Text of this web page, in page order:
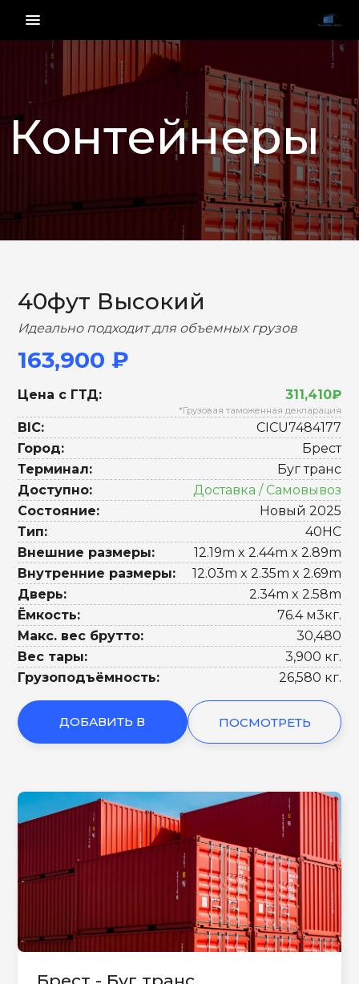
menu_vert
Контейнеры
НАЗАД ВПЕРЕД
40фут Высокий
Идеально подходит для объемных грузов
163,900 ₽
Цена с ГТД: 311,410₽
*Грузовая таможенная декларация
BIC:
CICU7484177
Город:
Брест
Терминал:
Буг транс
Доступно:
Доставка / Самовывоз
Состояние:
Новый 2025
Тип:
40HC
Внешние размеры:
12.19m x 2.44m x 2.89m
Внутренние размеры:
12.03m x 2.35m x 2.69m
Дверь:
2.34m x 2.58m
Ёмкость:
76.4 м3кг.
Макс. вес брутто:
30,480
Вес тары:
3,900 кг.
Грузоподъёмность:
26,580 кг.
ДОБАВИТЬ В ПОСМОТРЕТЬ